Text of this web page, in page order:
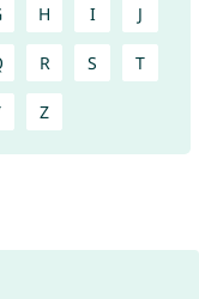
H I J
R S T
Z